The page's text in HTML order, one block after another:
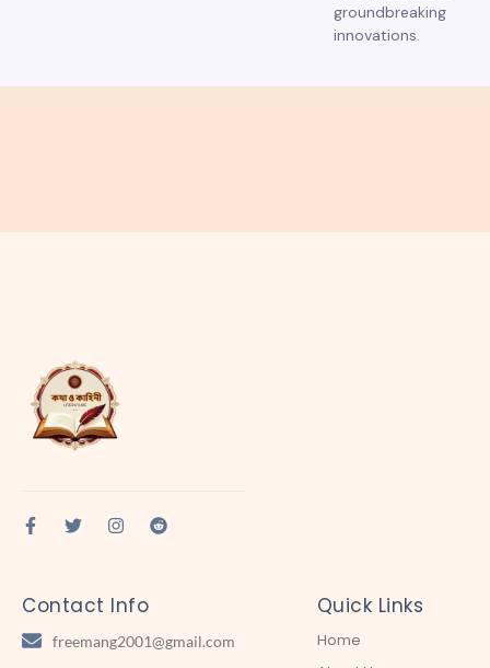
groundbreaking
innovations.
Contact Info
freemang2001@gmail.com
Quick Links
Home